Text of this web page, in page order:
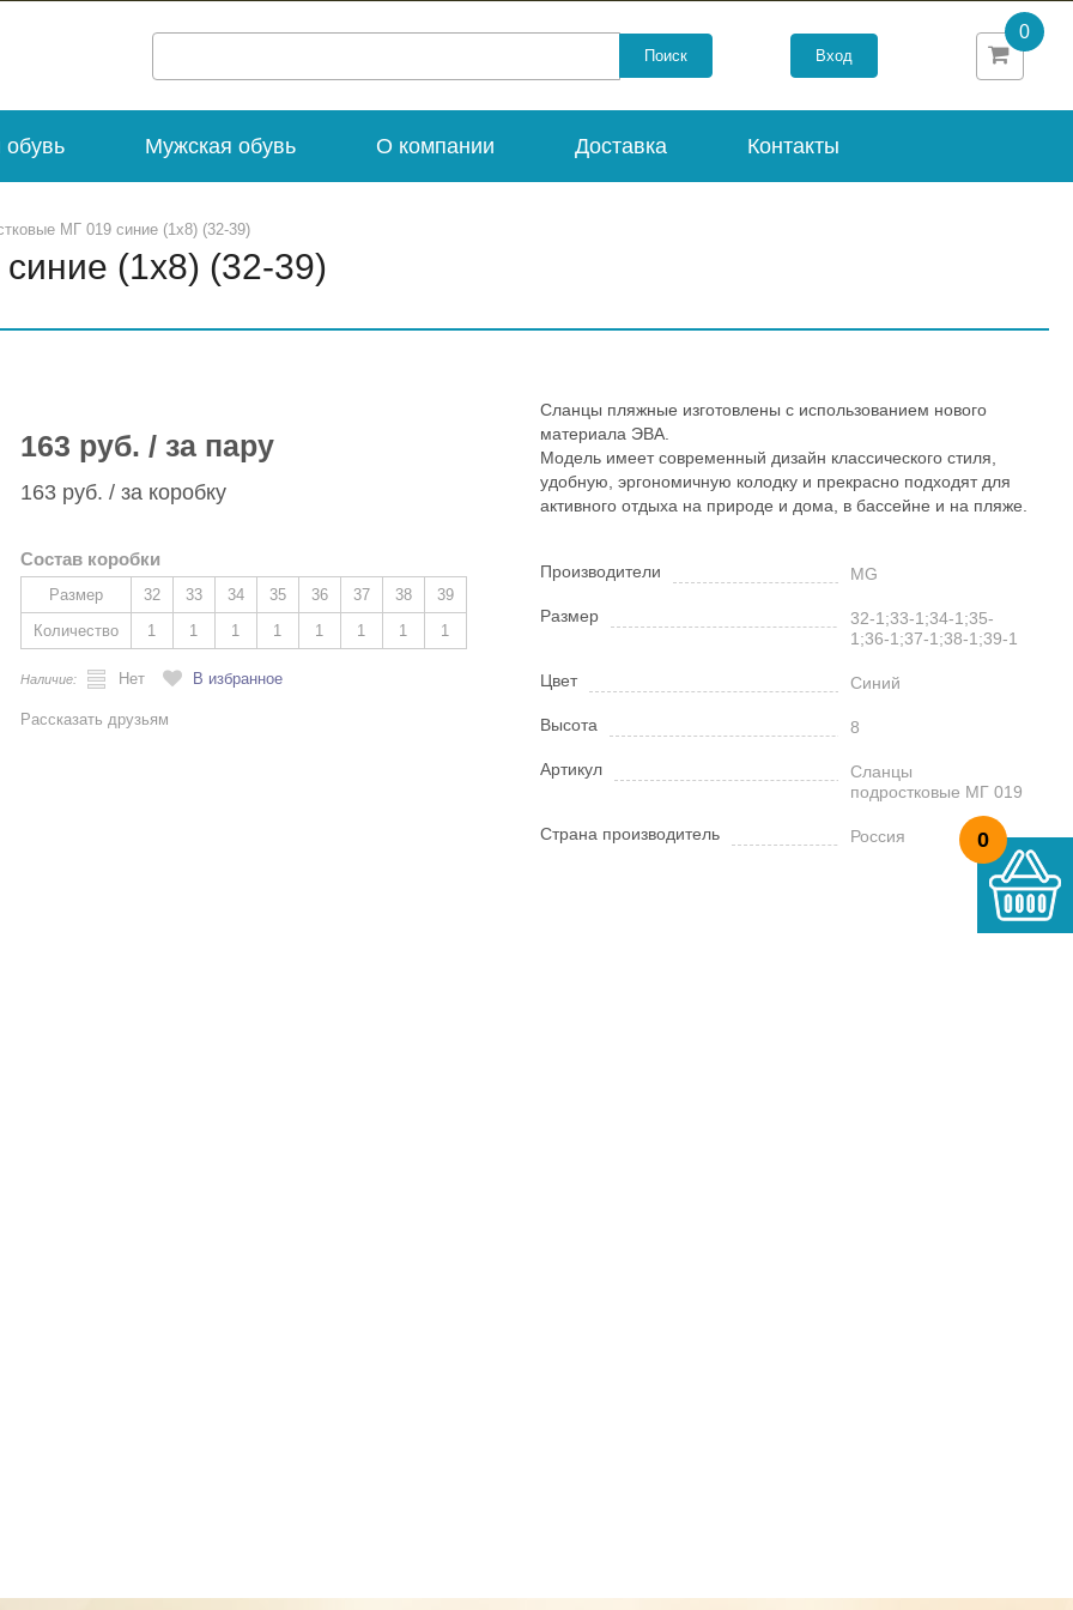
0
Вход
0
Мужская обувь О компании Доставка Контакты
МГ 019 синие (1х8) (32-39)
(1х8) (32-39)
163 руб. / за пару
163 руб. / за коробку
Состав коробки
Размер 32 33 34 35 36 37 38
39
Количество
1 1 1 1 1 1 1 1
Наличие: Нет В избранное
Рассказать друзьям
Сланцы пляжные изготовлены с использованием нового
материала ЭВА.
Модель имеет современный дизайн классического стиля,
удобную, эргономичную колодку и прекрасно подходят для
активного отдыха на природе и дома, в бассейне и на пляже.
Производители MG
Размер
32-1;33-1;34-1;35-
1;36-1;37-1;38-1;39-1
Цвет Синий
Высота 8
Артикул
Сланцы
подростковые МГ 019
Страна производитель Россия